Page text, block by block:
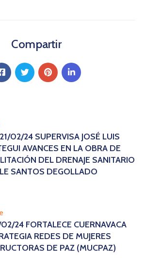
Compartir
02/24 SUPERVISA JOSÉ LUIS
AVANCES EN LA OBRA DE
DEL DRENAJE SANITARIO
SANTOS DEGOLLADO
02/24 FORTALECE CUERNAVACA
REDES DE MUJERES
DE PAZ (MUCPAZ)